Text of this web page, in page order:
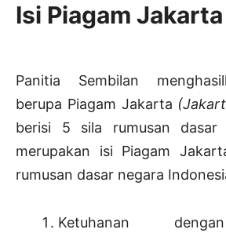
Isi Piagam Jakarta
Panitia Sembilan
berupa Piagam Jakarta
berisi 5 sila rumusan dasar
merupakan isi Piagam
rumusan dasar negara
Ketuhanan